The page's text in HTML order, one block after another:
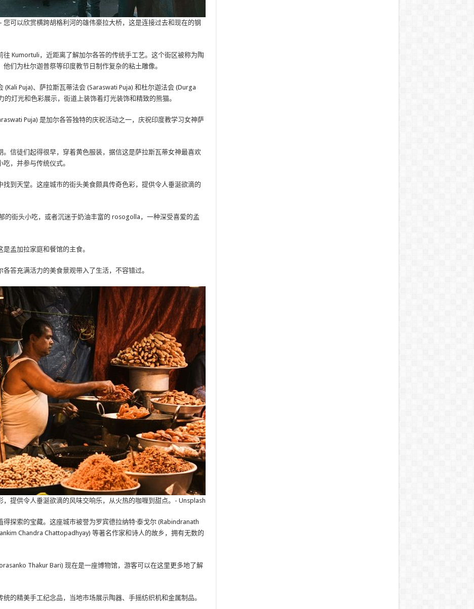
您可以欣赏横跨胡格利河的雄伟豪拉大桥，这是连接过去和现在的钢
Kumortuli，近距离了解加尔各答的传统手工艺。这个街区被称为陶
们为杜尔迦普祭等印度教节日制作复杂的粘土雕像。
Puja)、萨拉斯瓦蒂法会 (Saraswati Puja) 和杜尔迦法会 (Durga
灯光和色彩展示，街道上装饰着灯光装饰和精致的熊猫。
Puja) 是加尔各答独特的庆祝活动之一，庆祝印度教学习女神萨
信徒们起得很早，穿着黄色服装，据信这是萨拉斯瓦蒂女神最喜欢
，并参与传统仪式。
到天堂。这座城市的街头美食颇具传奇色彩，提供令人垂涎欲滴的
的街头小吃，或者沉迷于奶油丰富的 rosogolla，一种深受喜爱的孟
孟加拉家庭和餐馆的主食。
答充满活力的美食景观带入了生活，不容错过。
提供令人垂涎欲滴的风味交响乐，从火热的咖喱到甜点。- Unsplash
探索的宝藏。这座城市被誉为罗宾德拉纳特·泰戈尔 (Rabindranath
Chandra Chattopadhyay) 等著名作家和诗人的故乡，拥有无数的
Thakur Bari) 现在是一座博物馆，游客可以在这里更多地了解
的精美手工纪念品，当地市场展示陶器、手摇纺织机和金属制品。